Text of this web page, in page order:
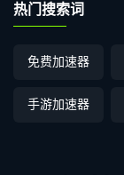
热门搜索词
免费加速器
手游加速器